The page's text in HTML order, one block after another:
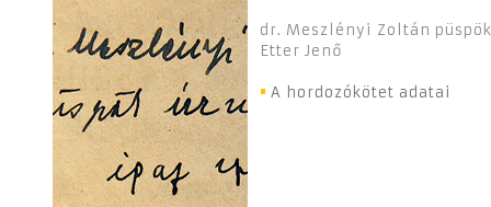
dr. Meszlényi Zoltán
Etter Jenő
A hordozókötet adatai